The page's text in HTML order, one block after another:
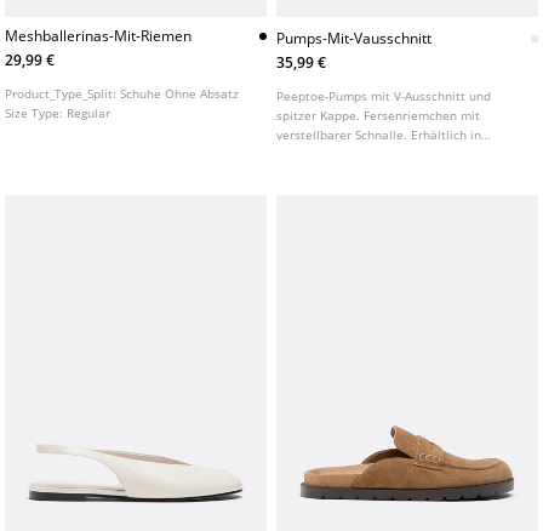
Meshballerinas-Mit-Riemen
29,99 €
Product_Type_Split:Schuhe Ohne Absatz
Size Type: Regular
Pumps-Mit-Vausschnitt
35,99 €
Peeptoe-Pumps mit V-Ausschnitt und
spitzer Kappe. Fersenriemchen mit
verstellbarer Schnalle. Erhältlich in